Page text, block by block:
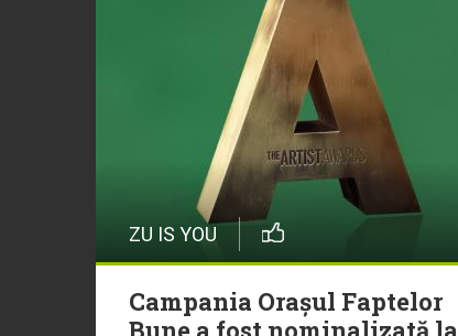
ZU IS YOU
Campania Orașul Faptelor